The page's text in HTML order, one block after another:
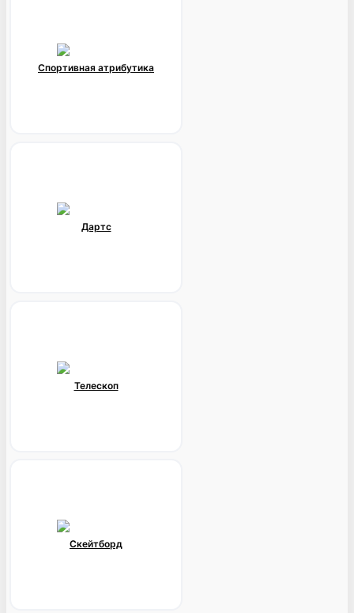
Спортивная атрибутика
Дартс
Телескоп
Скейтборд